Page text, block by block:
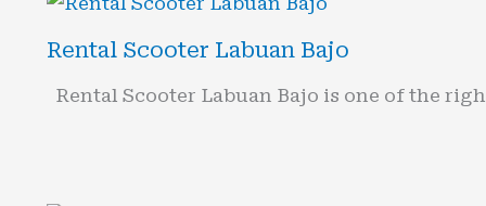
Rental Scooter Labuan Bajo
Rental Scooter Labuan Bajo is one of the